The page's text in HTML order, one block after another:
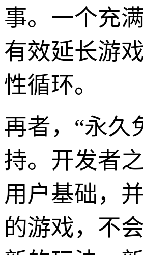
事。一个充
有效延长游
性循环。
再者，“永久
持。开发者
用户基础，
的游戏，不